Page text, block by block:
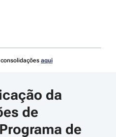
aqui
da
de
de